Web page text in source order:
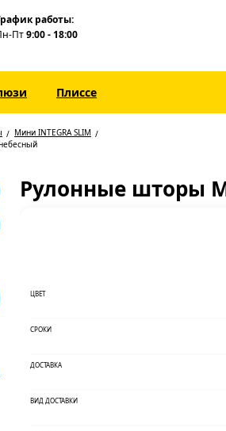
работы:
Пт9:00 - 18:00
Плиссе
Мини INTEGRA SLIM
Рулонные шторы
ЦВЕТ
СРОКИ
ДОСТАВКА
ВИД ДОСТАВКИ